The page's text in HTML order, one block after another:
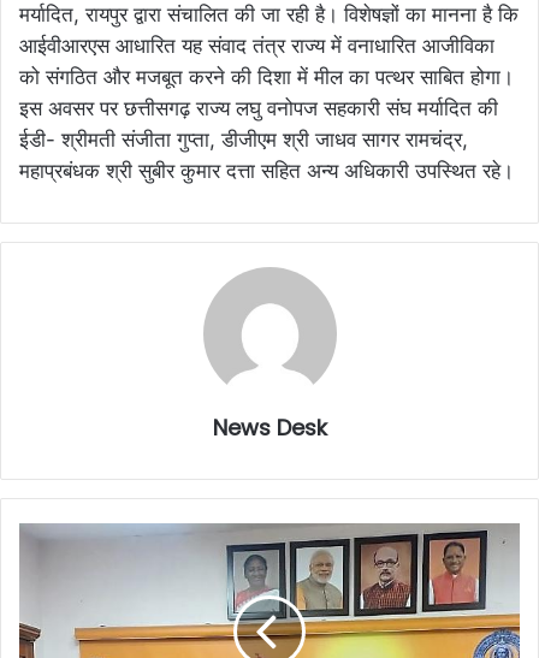
मर्यादित, रायपुर द्वारा संचालित की जा रही है। विशेषज्ञों का मानना है कि
आईवीआरएस आधारित यह संवाद तंत्र राज्य में वनाधारित आजीविका
को संगठित और मजबूत करने की दिशा में मील का पत्थर साबित होगा।
इस अवसर पर छत्तीसगढ़ राज्य लघु वनोपज सहकारी संघ मर्यादित की
ईडी- श्रीमती संजीता गुप्ता, डीजीएम श्री जाधव सागर रामचंद्र,
महाप्रबंधक श्री सुबीर कुमार दत्ता सहित अन्य अधिकारी उपस्थित रहे।
News Desk